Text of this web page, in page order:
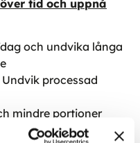
tid och uppnå
och undvika långa
processad
mindre portioner